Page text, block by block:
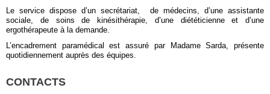
Le service dispose d’un secrétariat, de médecins, d’une assistante
sociale, de soins de kinésithérapie, d’une diététicienne et d’une
ergothérapeute à la demande.
L’encadrement paramédical est assuré par Madame Sarda, présente
quotidiennement auprès des équipes.
CONTACTS